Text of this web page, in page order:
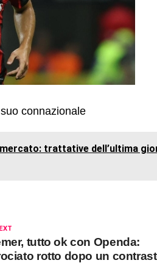
connazionale
trattative dell’ultima
tutto ok con Openda:
rotto dopo un